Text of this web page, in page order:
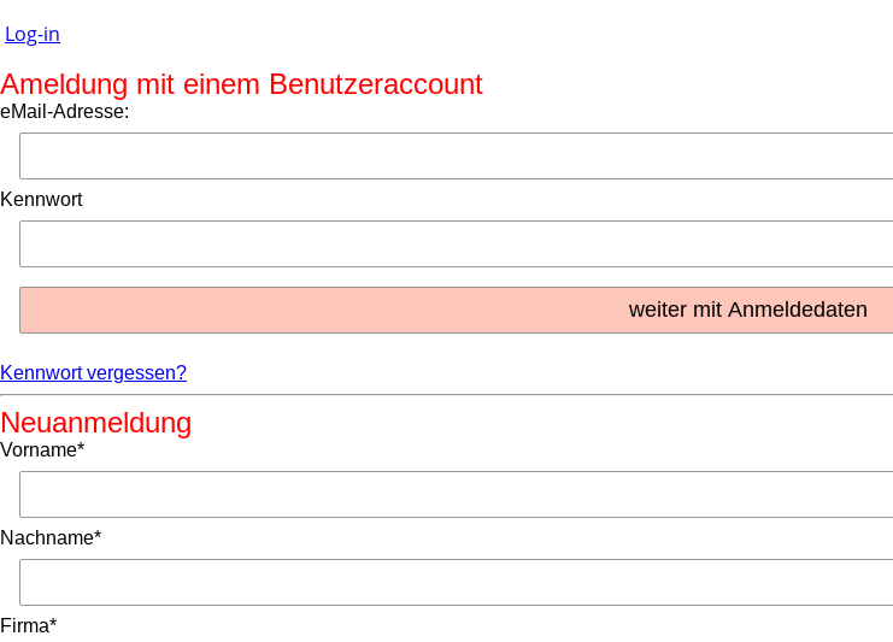
Log-in
Ameldung mit einem Benutzeraccount
eMail-Adresse:
Kennwort
Kennwort vergessen?
Neuanmeldung
Vorname*
Nachname*
Firma*